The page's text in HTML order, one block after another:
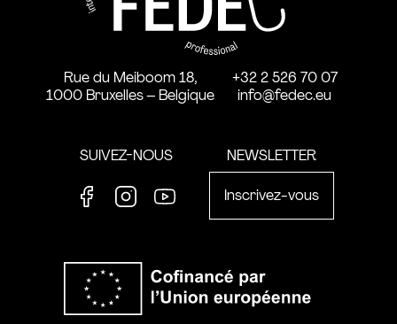
Rue du Meiboom 18,
1000 Bruxelles – Belgique
+32 2 526 70 07
info@fedec.eu
SUIVEZ-NOUS
Youtube
NEWSLETTER
Inscrivez-vous